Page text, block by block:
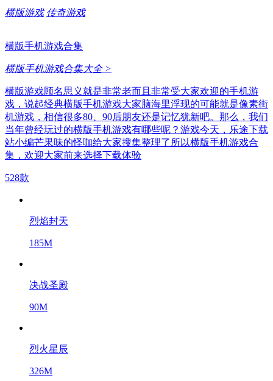
横版游戏 传奇游戏
横版手机游戏合集
横版手机游戏合集大全 >
横版游戏顾名思义就是非常老而且非常受大家欢迎的手机游
戏，说起经典横版手机游戏大家脑海里浮现的可能就是像素街
机游戏，相信很多80、90后朋友还是记忆犹新吧。那么，我们
当年曾经玩过的横版手机游戏有哪些呢？游戏今天，乐途下载
站小编芒果味的怪咖给大家搜集整理了所以横版手机游戏合
集，欢迎大家前来选择下载体验
528款
烈焰封天
185M
决战圣殿
90M
烈火星辰
326M